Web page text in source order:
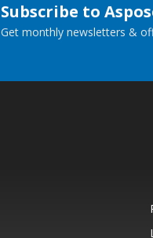
Subscribe to
Get monthly newsletters &